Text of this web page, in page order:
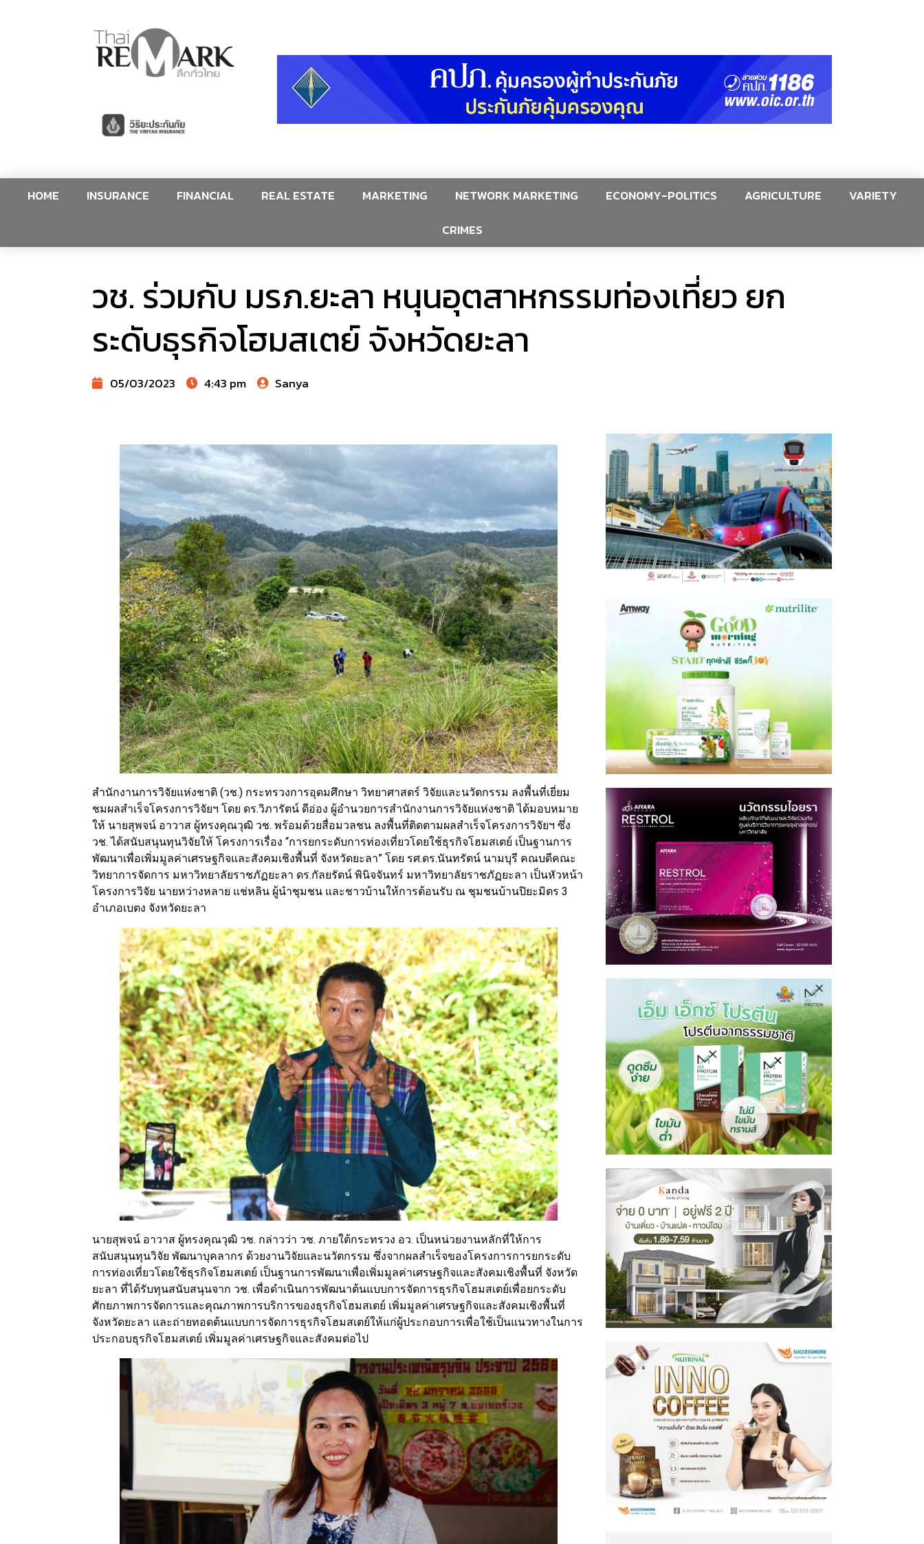
HOME INSURANCE FINANCIAL REAL ESTATE MARKETING NETWORK MARKETING ECONOMY-POLITICS AGRICULTURE
VARIETY
CRIMES
วช. ร่วมกับ มรภ.ยะลา หนุนอุตสาหกรรมท่องเที่ยว ยก
ระดับธุรกิจโฮมสเตย์ จังหวัดยะลา
05/03/2023 4:43 pm Sanya
สำนักงานการวิจัยแห่งชาติ (วช.) กระทรวงการอุดมศึกษา วิทยาศาสตร์ วิจัยและนวัตกรรม ลงพื้นที่เยี่ยม
ชมผลสำเร็จโครงการวิจัยฯ โดย ดร.วิภารัตน์ ดีอ่อง ผู้อำนวยการสำนักงานการวิจัยแห่งชาติ ได้มอบหมาย
ให้ นายสุพจน์ อาวาส ผู้ทรงคุณวุฒิ วช. พร้อมด้วยสื่อมวลชน ลงพื้นที่ติดตามผลสำเร็จโครงการวิจัยฯ ซึ่ง
วช. ได้สนับสนุนทุนวิจัยให้ โครงการเรื่อง “การยกระดับการท่องเที่ยวโดยใช้ธุรกิจโฮมสเตย์ เป็นฐานการ
พัฒนาเพื่อเพิ่มมูลค่าเศรษฐกิจและสังคมเชิงพื้นที่ จังหวัดยะลา” โดย รศ.ดร.นันทรัตน์ นามบุรี คณบดีคณะ
วิทยาการจัดการ มหาวิทยาลัยราชภัฏยะลา ดร.กัลยรัตน์ พินิจจันทร์ มหาวิทยาลัยราชภัฏยะลา เป็นหัวหน้า
โครงการวิจัย นายหว่างหลาย แช่หลิน ผู้นำชุมชน และชาวบ้านให้การต้อนรับ ณ ชุมชนบ้านปิยะมิตร 3
อำเภอเบตง จังหวัดยะลา
นายสุพจน์ อาวาส ผู้ทรงคุณวุฒิ วช. กล่าวว่า วช. ภายใต้กระทรวง อว. เป็นหน่วยงานหลักที่ให้การ
สนับสนุนทุนวิจัย พัฒนาบุคลากร ด้วยงานวิจัยและนวัตกรรม ซึ่งจากผลสำเร็จของโครงการการยกระดับ
การท่องเที่ยวโดยใช้ธุรกิจโฮมสเตย์ เป็นฐานการพัฒนาเพื่อเพิ่มมูลค่าเศรษฐกิจและสังคมเชิงพื้นที่ จังหวัด
ยะลา ที่ได้รับทุนสนับสนุนจาก วช. เพื่อดำเนินการพัฒนาต้นแบบการจัดการธุรกิจโฮมสเตย์เพื่อยกระดับ
ศักยภาพการจัดการและคุณภาพการบริการของธุรกิจโฮมสเตย์ เพิ่มมูลค่าเศรษฐกิจและสังคมเชิงพื้นที่
จังหวัดยะลา และถ่ายทอดต้นแบบการจัดการธุรกิจโฮมสเตย์ให้แก่ผู้ประกอบการเพื่อใช้เป็นแนวทางในการ
ประกอบธุรกิจโฮมสเตย์ เพิ่มมูลค่าเศรษฐกิจและสังคมต่อไป